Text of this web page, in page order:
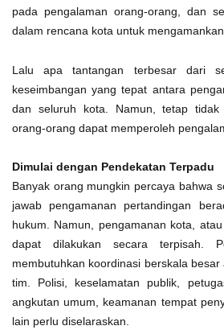
pada pengalaman orang-orang, dan
dalam rencana kota untuk
Lalu apa tantangan terbesar dari
keseimbangan yang tepat antara
dan seluruh kota. Namun, tetap tidak
orang-orang dapat memperoleh
Dimulai dengan Pendekatan Terpadu
Banyak orang mungkin percaya bahwa
jawab pengamanan pertandingan
hukum. Namun, pengamanan kota,
dapat dilakukan secara terpisah.
membutuhkan koordinasi berskala
tim. Polisi, keselamatan publik,
angkutan umum, keamanan tempat
lain perlu diselaraskan.